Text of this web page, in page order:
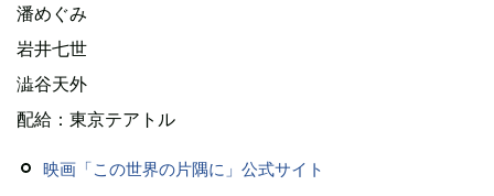
潘めぐみ
岩井七世
澁谷天外
配給：東京テアトル
映画「この世界の片隅に」公式サイト